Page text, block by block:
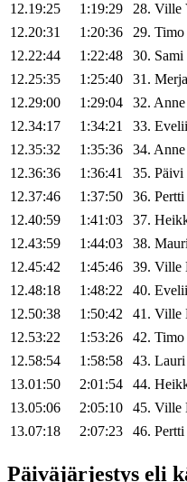
12.19:25
1:19:29 28. Ville
12.20:31
1:20:36 29. Timo
12.22:44
1:22:48 30. Sami
12.25:35
1:25:40 31. Merja
12.29:00
1:29:04 32. Anne
12.34:17
1:34:21 33.
12.35:32
1:35:36 34. Anne
12.36:36
1:36:41 35. Päivi
12.37:46
1:37:50 36. Pertti
12.40:59
1:41:03 37.
12.43:59
1:44:03 38.
12.45:42
1:45:46 39. Ville
12.48:18
1:48:22 40.
12.50:38
1:50:42 41. Ville
12.53:22
1:53:26 42. Timo
12.58:54
1:58:58 43. Lauri
13.01:50
2:01:54 44.
13.05:06
2:05:10 45. Ville
13.07:18
2:07:23 46. Pertti
Päiväjärjestys eli